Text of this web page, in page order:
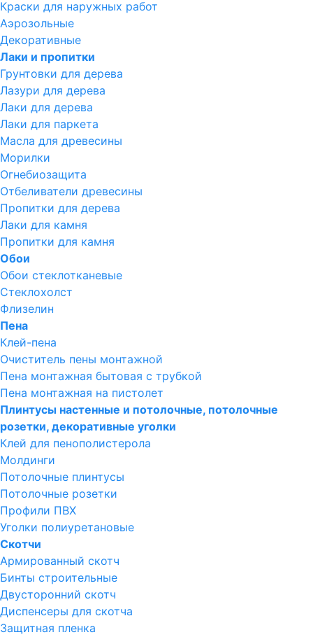
Краски для наружных работ
Аэрозольные
Декоративные
Лаки и пропитки
Грунтовки для дерева
Лазури для дерева
Лаки для дерева
Лаки для паркета
Масла для древесины
Морилки
Огнебиозащита
Отбеливатели древесины
Пропитки для дерева
Лаки для камня
Пропитки для камня
Обои
Обои стеклотканевые
Стеклохолст
Флизелин
Пена
Клей-пена
Очиститель пены монтажной
Пена монтажная бытовая с трубкой
Пена монтажная на пистолет
Плинтусы настенные и потолочные, потолочные
розетки, декоративные уголки
Клей для пенополистерола
Молдинги
Потолочные плинтусы
Потолочные розетки
Профили ПВХ
Уголки полиуретановые
Скотчи
Армированный скотч
Бинты строительные
Двусторонний скотч
Диспенсеры для скотча
Защитная пленка